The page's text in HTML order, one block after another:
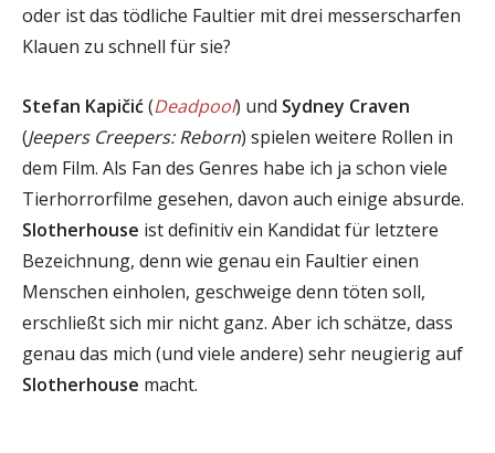
oder ist das tödliche Faultier mit drei messerscharfen
Klauen zu schnell für sie?
Stefan Kapičić(Deadpool) und Sydney Craven
(Jeepers Creepers: Reborn) spielen weitere Rollen in
dem Film. Als Fan des Genres habe ich ja schon viele
Tierhorrorfilme gesehen, davon auch einige absurde.
Slotherhouse ist definitiv ein Kandidat für letztere
Bezeichnung, denn wie genau ein Faultier einen
Menschen einholen, geschweige denn töten soll,
erschließt sich mir nicht ganz. Aber ich schätze, dass
genau das mich (und viele andere) sehr neugierig auf
Slotherhouse macht.